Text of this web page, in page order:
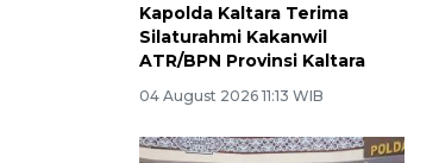
Kapolda Kaltara Terima
Silaturahmi Kakanwil
ATR/BPN Provinsi Kaltara
04 August 2026 11:13 WIB